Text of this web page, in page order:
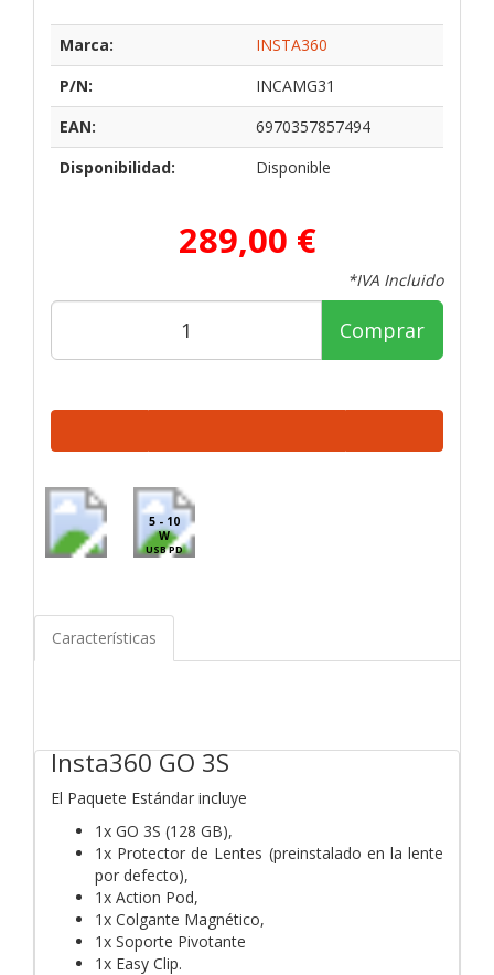
Marca:
INSTA360
P/N:
INCAMG31
EAN:
6970357857494
Disponibilidad:
Disponible
289,00 €
*IVA Incluido
Comprar
5 - 10
W
USB PD
Características
Insta360 GO 3S
El Paquete Estándar incluye
1x GO 3S (128 GB),
1x Protector de Lentes (preinstalado en la lente
por defecto),
1x Action Pod,
1x Colgante Magnético,
1x Soporte Pivotante
1x Easy Clip.